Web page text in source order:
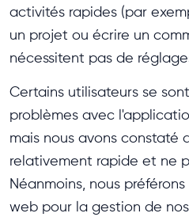
activités rapides (par
un projet ou écrire un
nécessitent pas de
Certains utilisateurs se
problèmes avec
mais nous avons constaté
relativement rapide et ne
Néanmoins, nous
web pour la gestion de